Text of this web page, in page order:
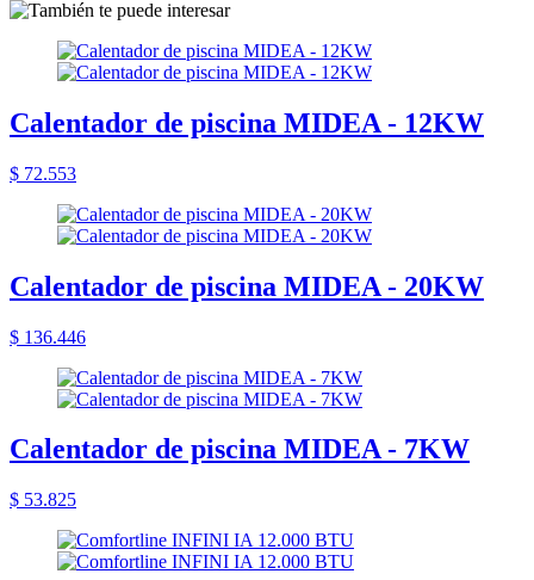
Calentador de piscina MIDEA - 12KW
$ 72.553
Calentador de piscina MIDEA - 20KW
$ 136.446
Calentador de piscina MIDEA - 7KW
$ 53.825